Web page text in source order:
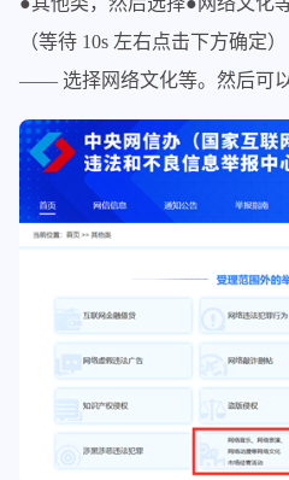
（等待 10s 左右点击下方确定
—— 选择网络文化等。然后可以